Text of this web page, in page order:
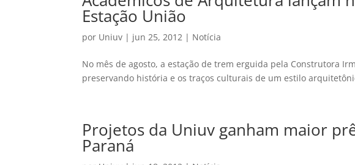
Estação União
por Uniuv | jun 25, 2012 | Notícia
No mês de agosto, a estação de trem erguida pela Construtora
preservando história e os traços culturais de um estilo
Projetos da Uniuv ganham maior
Paraná